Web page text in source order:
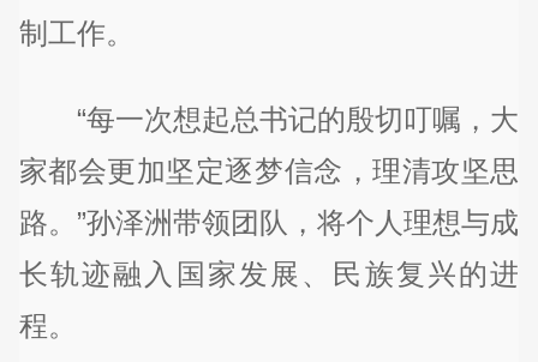
制工作。
“每一次想起总书记的殷切叮嘱，大
家都会更加坚定逐梦信念，理清攻坚思
路。”孙泽洲带领团队，将个人理想与成
长轨迹融入国家发展、民族复兴的进
程。